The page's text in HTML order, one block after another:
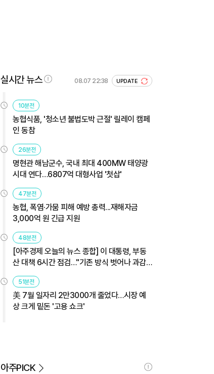
실시간 뉴스 08.07 22:38 UPDATE
10분전
농협식품, '청소년 불법도박 근절' 릴레이 캠페
인 동참
26분전
명현관 해남군수, 국내 최대 400MW 태양광
시대 연다…6807억 대형사업 '첫삽'
47분전
농협, 폭염·가뭄 피해 예방 총력...재해자금
3,000억 원 긴급 지원
48분전
[아주경제 오늘의 뉴스 종합] 이 대통령, 부동
산 대책 6시간 점검…"기존 방식 벗어나 과감
히 실행" 外
51분전
美 7월 일자리 2만3000개 줄었다…시장 예
상 크게 밑돈 '고용 쇼크'
아주PICK